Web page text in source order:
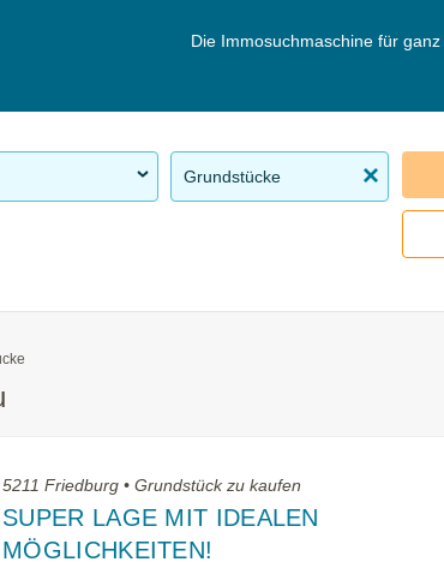
Die Immosuchmaschine für ganz
Grundstücke
5211 Friedburg • Grundstück zu kaufen
SUPER LAGE MIT IDEALEN
MÖGLICHKEITEN!